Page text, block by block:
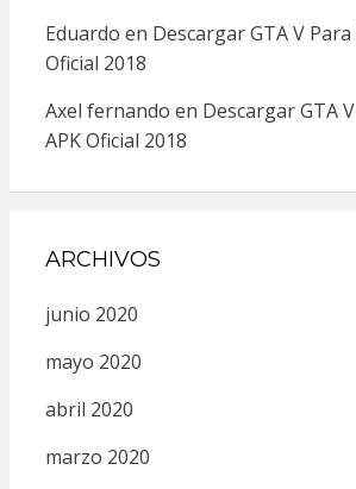
Eduardo en Descargar GTA V
Oficial 2018
Axel fernando en Descargar GTA
APK Oficial 2018
ARCHIVOS
junio 2020
mayo 2020
abril 2020
marzo 2020